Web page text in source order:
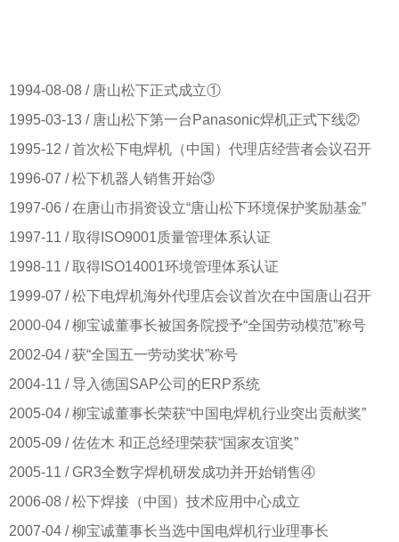
1994-08-08 / 唐山松下正式成立①
1995-03-13 / 唐山松下第一台Panasonic焊机正式下线②
1995-12 / 首次松下电焊机（中国）代理店经营者会议召开
1996-07 / 松下机器人销售开始③
1997-06 / 在唐山市捐资设立“唐山松下环境保护奖励基金”
1997-11 / 取得ISO9001质量管理体系认证
1998-11 / 取得ISO14001环境管理体系认证
1999-07 / 松下电焊机海外代理店会议首次在中国唐山召开
2000-04 / 柳宝诚董事长被国务院授予“全国劳动模范”称号
2002-04 / 获“全国五一劳动奖状”称号
2004-11 / 导入德国SAP公司的ERP系统
2005-04 / 柳宝诚董事长荣获“中国电焊机行业突出贡献奖”
2005-09 / 佐佐木 和正总经理荣获“国家友谊奖”
2005-11 / GR3全数字焊机研发成功并开始销售④
2006-08 / 松下焊接（中国）技术应用中心成立
2007-04 / 柳宝诚董事长当选中国电焊机行业理事长